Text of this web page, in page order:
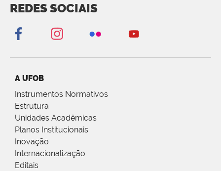
REDES SOCIAIS
A UFOB
Instrumentos Normativos
Estrutura
Unidades Acadêmicas
Planos Institucionais
Inovação
Internacionalização
Editais